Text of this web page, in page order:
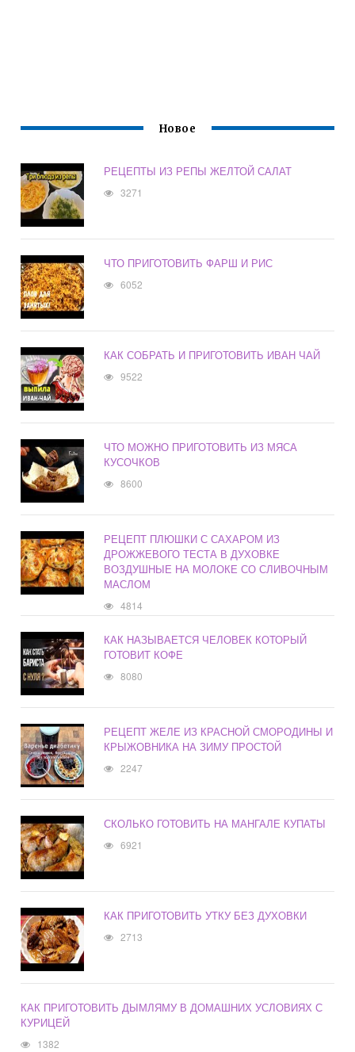
Новое
РЕЦЕПТЫ ИЗ РЕПЫ ЖЕЛТОЙ САЛАТ
3271
ЧТО ПРИГОТОВИТЬ ФАРШ И РИС
6052
КАК СОБРАТЬ И ПРИГОТОВИТЬ ИВАН ЧАЙ
9522
ЧТО МОЖНО ПРИГОТОВИТЬ ИЗ МЯСА
КУСОЧКОВ
8600
РЕЦЕПТ ПЛЮШКИ С САХАРОМ ИЗ
ДРОЖЖЕВОГО ТЕСТА В ДУХОВКЕ
ВОЗДУШНЫЕ НА МОЛОКЕ СО СЛИВОЧНЫМ
МАСЛОМ
4814
КАК НАЗЫВАЕТСЯ ЧЕЛОВЕК КОТОРЫЙ
ГОТОВИТ КОФЕ
8080
РЕЦЕПТ ЖЕЛЕ ИЗ КРАСНОЙ СМОРОДИНЫ И
КРЫЖОВНИКА НА ЗИМУ ПРОСТОЙ
2247
СКОЛЬКО ГОТОВИТЬ НА МАНГАЛЕ КУПАТЫ
6921
КАК ПРИГОТОВИТЬ УТКУ БЕЗ ДУХОВКИ
2713
КАК ПРИГОТОВИТЬ ДЫМЛЯМУ В ДОМАШНИХ УСЛОВИЯХ С
КУРИЦЕЙ
1382